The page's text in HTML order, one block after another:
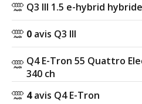
Q3 III 1.5 e-hybrid
0 avis Q3 III
Q4 E-Tron 55 Quattro
340 ch
4avis Q4 E-Tron